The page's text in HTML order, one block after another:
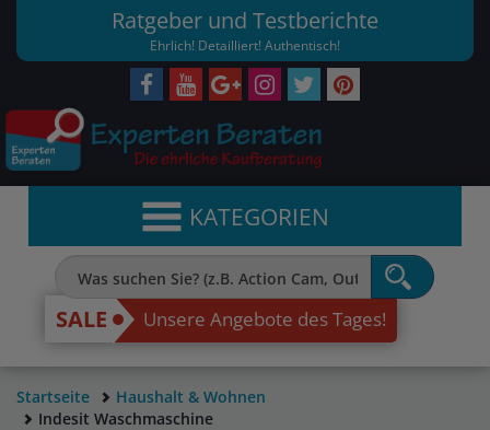
Ratgeber und Testberichte
Ehrlich! Detailliert! Authentisch!
KATEGORIEN
SALE Unsere Angebote des Tages!
Startseite
Haushalt & Wohnen
Indesit Waschmaschine